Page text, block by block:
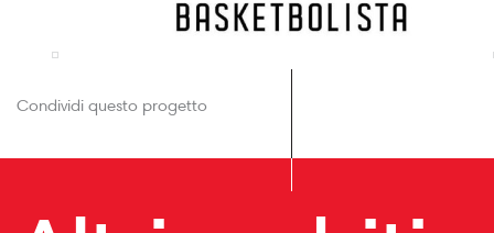
Condividi questo progetto